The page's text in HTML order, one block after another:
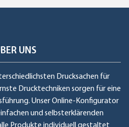
UNS
Drucksachen für
Drucktechniken sorgen für eine
Unser Online-Konfigurator
und selbsterklärenden